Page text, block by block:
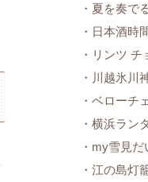
・夏を奏で
・日本酒時
・リンツ チ
・川越氷川
・ベローチ
・横浜ラン
・my雪見
・江の島灯